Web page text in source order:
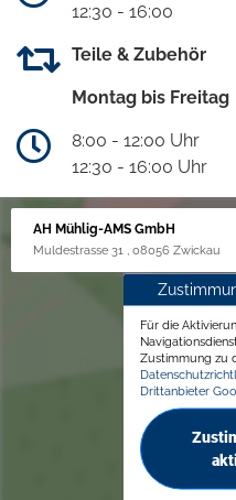
12:30 - 16:00
Teile & Zubehör
Montag bis Freitag
8:00 - 12:00 Uhr
12:30 - 16:00 Uhr
AH Mühlig-AMS GmbH
Muldestrasse 31 , 08056 Zwickau
Für die
Zustimmung zu
Drittanbieter